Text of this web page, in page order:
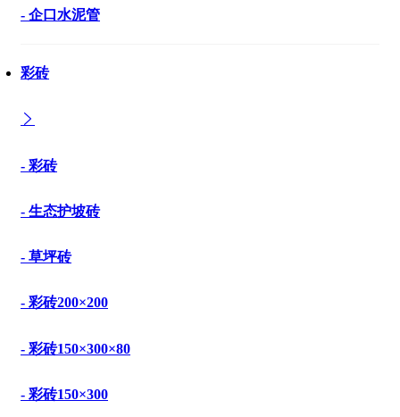
- 企口水泥管
彩砖
- 彩砖
- 生态护坡砖
- 草坪砖
- 彩砖200×200
- 彩砖150×300×80
- 彩砖150×300